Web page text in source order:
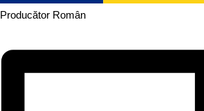
Producător Român